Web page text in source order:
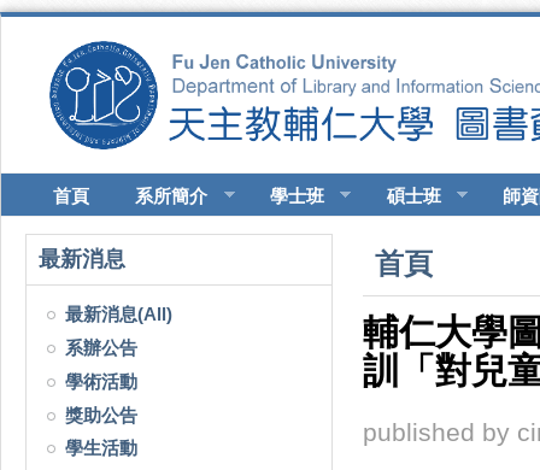
首頁 系所簡介 學士班 碩士班 師
最新消息
最新消息(All)
系辦公告
學術活動
獎助公告
學生活動
您在這裡
首頁
輔仁大學
訓「對兒
published by